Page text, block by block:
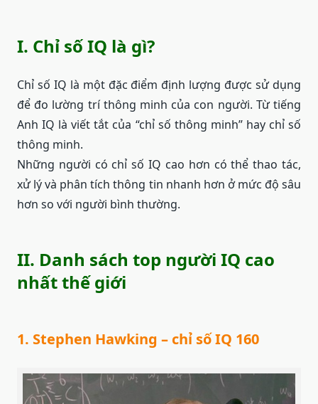
I. Chỉ số IQ là gì?
Chỉ số IQ là một đặc điểm định lượng được sử dụng
để đo lường trí thông minh của con người. Từ tiếng
Anh IQ là viết tắt của “chỉ số thông minh” hay chỉ số
thông minh.
Những người có chỉ số IQ cao hơn có thể thao tác,
xử lý và phân tích thông tin nhanh hơn ở mức độ sâu
hơn so với người bình thường.
II. Danh sách top người IQ cao
nhất thế giới
1. Stephen Hawking – chỉ số IQ 160